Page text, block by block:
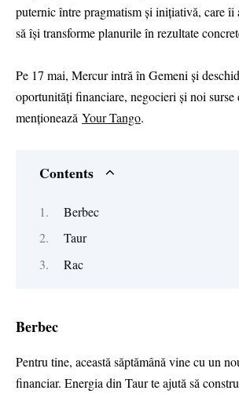
puternic între pragmatism și inițiativă, care
să își transforme planurile în rezultate
Pe 17 mai, Mercur intră în Gemeni și
oportunități financiare, negocieri și noi surse
menționează Your Tango.
Contents
Berbec
Taur
Rac
Berbec
Pentru tine, această săptămână vine cu un
financiar. Energia din Taur te ajută să